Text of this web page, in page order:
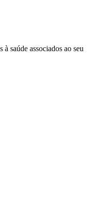
saúde associados ao seu